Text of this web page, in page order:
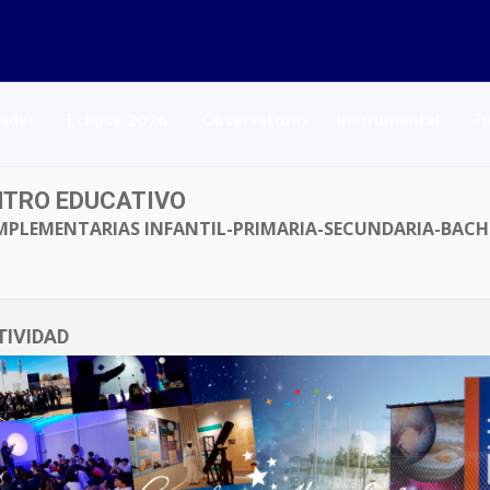
EDUCATIVO
INFANTIL-PRIMARIA-SECUNDARIA-